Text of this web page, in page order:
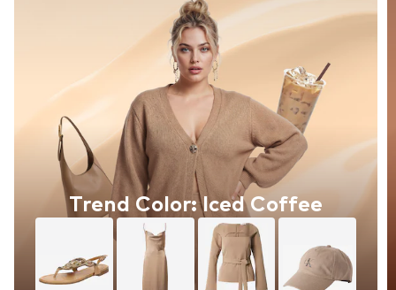
Trend Color: Iced Coffee